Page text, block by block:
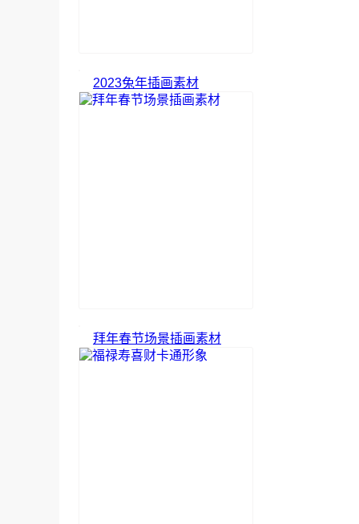
2023兔年插画素材
拜年春节场景插画素材